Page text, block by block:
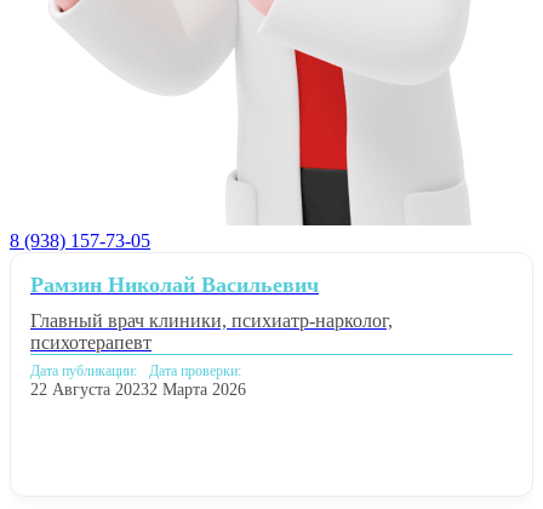
8 (938) 157-73-05
Рамзин Николай Васильевич
Главный врач клиники, психиатр-нарколог,
психотерапевт
Дата публикации:
22 Августа 2023
Дата проверки:
2 Марта 2026